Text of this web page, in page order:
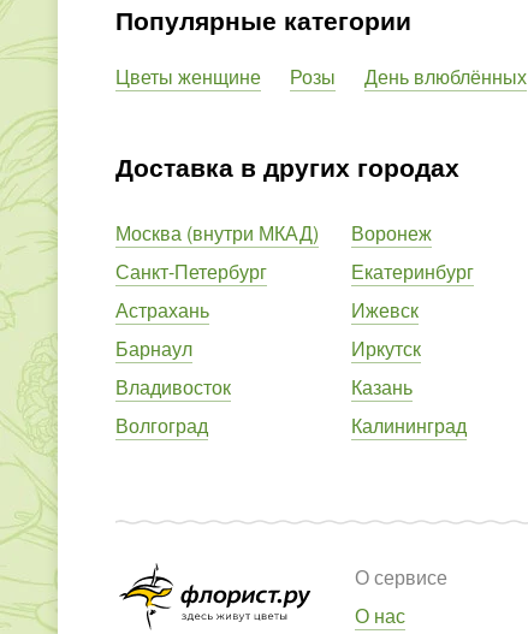
Популярные категории
Цветы женщине Розы День влюблённых
Доставка в других городах
Москва (внутри МКАД)
Санкт-Петербург
Астрахань
Барнаул
Владивосток
Волгоград
Воронеж
Екатеринбург
Ижевск
Иркутск
Казань
Калининград
О сервисе
О нас